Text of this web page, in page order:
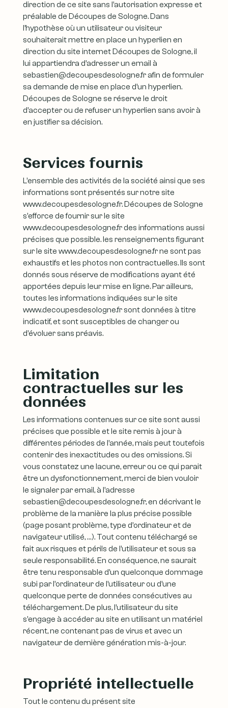
direction de ce site sans l’autorisation expresse et
préalable de Découpes de Sologne. Dans
l’hypothèse où un utilisateur ou visiteur
souhaiterait mettre en place un hyperlien en
direction du site internet Découpes de Sologne, il
lui appartiendra d’adresser un email à
sebastien@decoupesdesologne.fr afin de formuler
sa demande de mise en place d’un hyperlien.
Découpes de Sologne se réserve le droit
d’accepter ou de refuser un hyperlien sans avoir à
en justifier sa décision.
Services fournis
L’ensemble des activités de la société ainsi que ses
informations sont présentés sur notre site
www.decoupesdesologne.fr. Découpes de Sologne
s’efforce de fournir sur le site
www.decoupesdesologne.fr des informations aussi
précises que possible. les renseignements figurant
sur le site www.decoupesdesologne.fr ne sont pas
exhaustifs et les photos non contractuelles. Ils sont
donnés sous réserve de modifications ayant été
apportées depuis leur mise en ligne. Par ailleurs,
toutes les informations indiquées sur le site
www.decoupesdesologne.fr sont données à titre
indicatif, et sont susceptibles de changer ou
d’évoluer sans préavis.
Limitation
contractuelles sur les
données
Les informations contenues sur ce site sont aussi
précises que possible et le site remis à jour à
différentes périodes de l’année, mais peut toutefois
contenir des inexactitudes ou des omissions. Si
vous constatez une lacune, erreur ou ce qui parait
être un dysfonctionnement, merci de bien vouloir
le signaler par email, à l’adresse
sebastien@decoupesdesologne.fr, en décrivant le
problème de la manière la plus précise possible
(page posant problème, type d’ordinateur et de
navigateur utilisé, …). Tout contenu téléchargé se
fait aux risques et périls de l’utilisateur et sous sa
seule responsabilité. En conséquence, ne saurait
être tenu responsable d’un quelconque dommage
subi par l’ordinateur de l’utilisateur ou d’une
quelconque perte de données consécutives au
téléchargement. De plus, l’utilisateur du site
s’engage à accéder au site en utilisant un matériel
récent, ne contenant pas de virus et avec un
navigateur de dernière génération mis-à-jour.
Propriété intellectuelle
Tout le contenu du présent site